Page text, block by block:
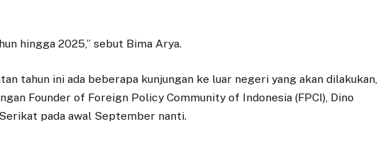
hingga 2025,” sebut Bima Arya.
tahun ini ada beberapa kunjungan ke luar negeri yang akan dilakukan,
Founder of Foreign Policy Community of Indonesia (FPCI), Dino
pada awal September nanti.